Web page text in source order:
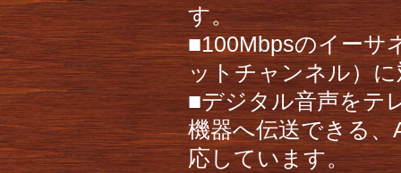
す。
■100Mbpsのイーサ
ットチャンネル）
■デジタル音声をテ
機器へ伝送できる
応しています。